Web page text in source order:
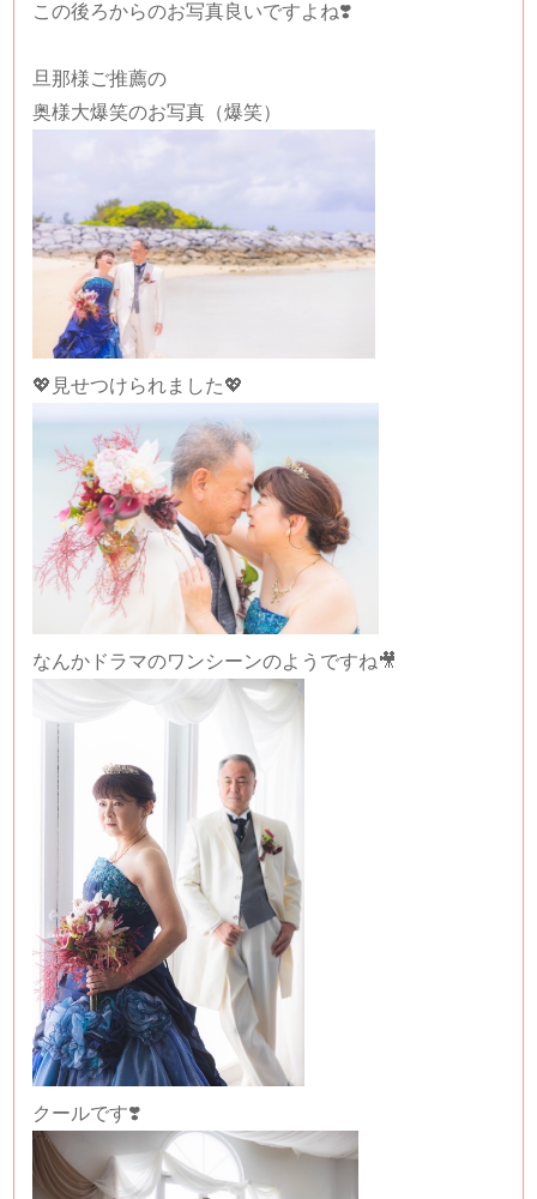
この後ろからのお写真良いですよね❣️
旦那様ご推薦の
奥様大爆笑のお写真（爆笑）
💖見せつけられました💖
なんかドラマのワンシーンのようですね🎥
クールです❣️